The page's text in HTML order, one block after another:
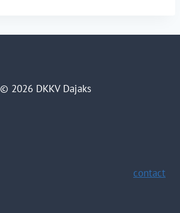
© 2026 DKKV Dajaks
contact